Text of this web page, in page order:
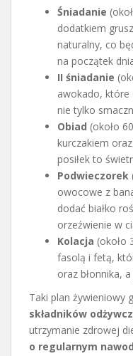
Śniadanie
dodatkiem
naturalny, co
na początek
II śniadanie
awokado, które
nie tylko
Obiad (około
kurczakiem
posiłek to
Podwieczorek
owocowe z
dodać białko
orzeźwienie w
Kolacja (około
fasolą i fetą,
oraz błonnika,
Taki plan żywieniowy
składników
utrzymanie zdrowej
o regularnym